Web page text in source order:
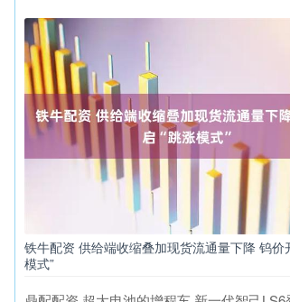
铁牛配资 供给端收缩叠加现货流通量下降 钨价
模式”